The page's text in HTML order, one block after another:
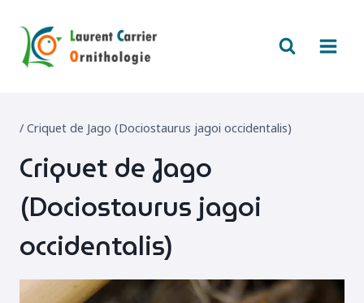
contenu
/ Criquet de Jago (Dociostaurus jagoi occidentalis)
Criquet de Jago
(Dociostaurus jagoi
occidentalis)